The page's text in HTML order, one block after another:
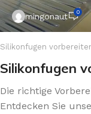
mingonaut 0
Silikonfugen
Silikonfugen
Die richtige
Entdecken Sie